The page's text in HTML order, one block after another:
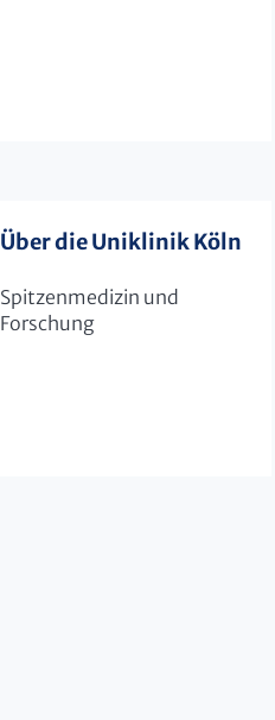
Über die Uniklinik Köln
Spitzenmedizin und
Forschung